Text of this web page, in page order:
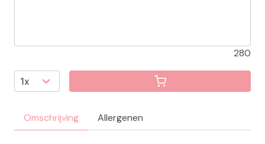
280
Omschrijving Allergenen